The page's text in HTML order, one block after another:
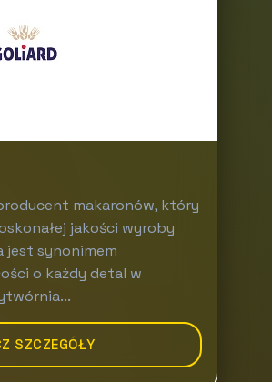
makaronów, który
jakości wyroby
jest synonimem
o każdy detal w
SZCZEGÓŁY